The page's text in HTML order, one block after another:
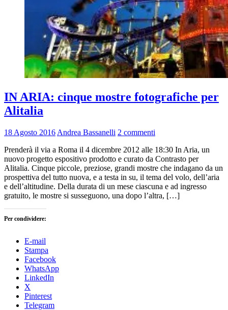
IN ARIA: cinque mostre fotografiche per
Alitalia
18 Agosto 2016 Andrea Bassanelli 2 commenti
Prenderà il via a Roma il 4 dicembre 2012 alle 18:30 In Aria, un
nuovo progetto espositivo prodotto e curato da Contrasto per
Alitalia. Cinque piccole, preziose, grandi mostre che indagano da un
prospettiva del tutto nuova, e a testa in su, il tema del volo, dell’aria
e dell’altitudine. Della durata di un mese ciascuna e ad ingresso
gratuito, le mostre si susseguono, una dopo l’altra, […]
Per condividere:
E-mail
Stampa
Facebook
WhatsApp
LinkedIn
X
Pinterest
Telegram